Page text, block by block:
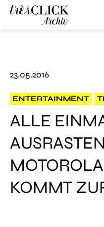
23.05.2016
ENTERTAINMENT
ALLE
KOMMT